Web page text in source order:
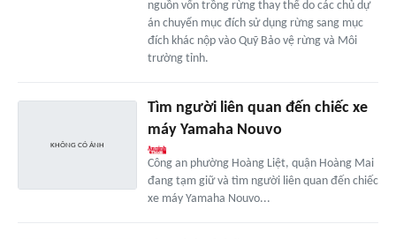
nguồn vốn trồng rừng thay thế do các chủ dự
án chuyển mục đích sử dụng rừng sang mục
đích khác nộp vào Quỹ Bảo vệ rừng và Môi
trường tỉnh.
Tìm người liên quan đến chiếc xe
máy Yamaha Nouvo
Công an phường Hoàng Liệt, quận Hoàng Mai
đang tạm giữ và tìm người liên quan đến chiếc
xe máy Yamaha Nouvo...